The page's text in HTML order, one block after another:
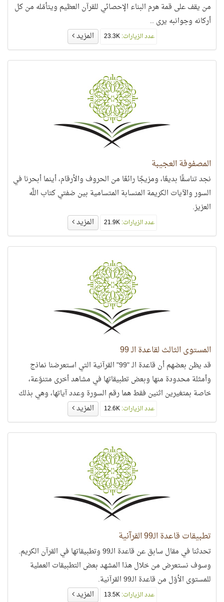
من يقف على قمة هرم البناء الإحصائي للقرآن العظيم ويتأمّله من كل
أركانه وجوانبه يرى ..
عدد الزيارات:23.3K المزيد
المصفوفة العجيبة
نجد تناسقًا بديعًا، ومزيجًا رائعًا من الحروف والأرقام، أينما أبحرنا في
السور والآيات الكريمة المنسابة المتسامية بين ضفتي كتاب اللَّه
العزيز.
عدد الزيارات:21.9K المزيد
المستوى الثالث لقاعدة الـ 99
قد يظن بعضهم أن قاعدة الـ "99" القرآنية التي استعرضنا نماذج
وأمثلة محدودة منها وبعض تطبيقاتها في مشاهد أخرى متنوّعة،
خاصة بمتغيرين اثنين فقط هما رقم السورة وعدد آياتها، وهي بذلك
خاصة بالسور دون غيرها،عدد الزيارات:12.6K المزيد
تطبيقات قاعدة الـ99 القرآنية
تحدثنا في مقال سابق عن قاعدة الـ99 وتطبيقاتها في القرآن الكريم.
وسوف نستعرض من خلال هذا المشهد بعض التطبيقات العملية
للمستوى الأوّل من قاعدة الـ99 القرآنية.
عدد الزيارات:13.5K المزيد